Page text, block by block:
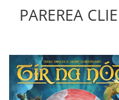
Puzzle 60 piese
Puzzle 40 piese
Puzzle 30 piese
Puzzle 120 piese
PAREREA